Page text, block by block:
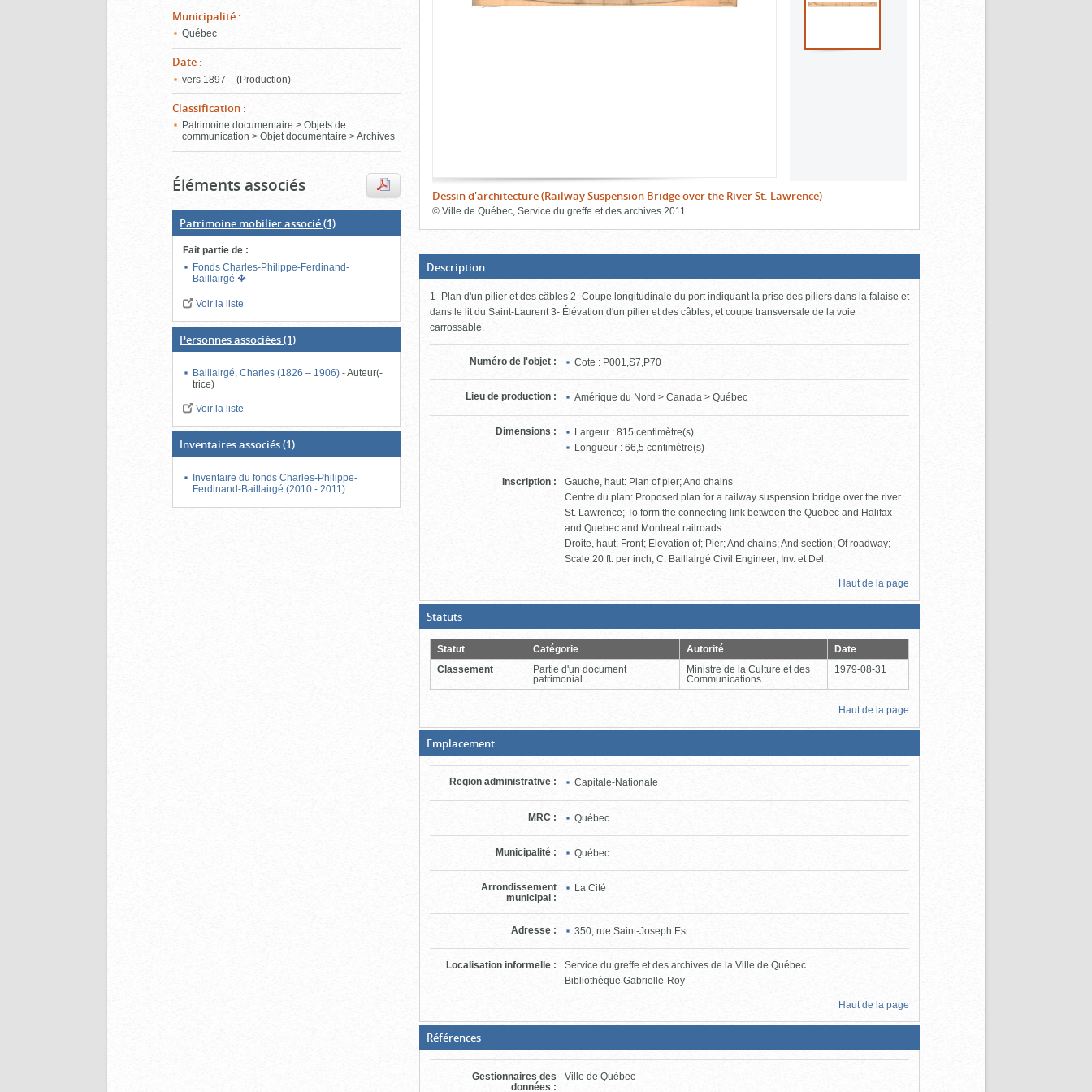
Municipalité :
Québec
Date :
vers 1897 – (Production)
Classification :
Patrimoine documentaire > Objets de
communication > Objet documentaire > Archives
Éléments associés
Patrimoine mobilier associé(1)
Fait partie de :
Fonds Charles-Philippe-Ferdinand-
Baillairgé
Voir la liste
Personnes associées(1)
Baillairgé, Charles (1826 – 1906)-Auteur(-
trice)
Voir la liste
Inventaires associés(1)
Inventaire du fonds Charles-Philippe-
Ferdinand-Baillairgé (2010 - 2011)
Dessin d'architecture (Railway Suspension Bridge over the River St. Lawrence)
© Ville de Québec, Service du greffe et des archives 2011
bloc
d'onglets
Description(Boite
ouverte,
cliquer
pour
fermer)
1- Plan d'un pilier et des câbles 2- Coupe longitudinale du port indiquant la prise des piliers dans la falaise et
dans le lit du Saint-Laurent 3- Élévation d'un pilier et des câbles, et coupe transversale de la voie
carrossable.
Numéro de l'objet : Cote : P001,S7,P70
Lieu de production : Amérique du Nord > Canada > Québec
Dimensions :
Largeur : 815 centimètre(s)
Longueur : 66,5 centimètre(s)
Inscription :
Gauche, haut: Plan of pier; And chains
Centre du plan: Proposed plan for a railway suspension bridge over the river
St. Lawrence; To form the connecting link between the Quebec and Halifax
and Quebec and Montreal railroads
Droite, haut: Front; Elevation of; Pier; And chains; And section; Of roadway;
Scale 20 ft. per inch; C. Baillairgé Civil Engineer; Inv. et Del.
Haut de la page
Statuts(Boite
ouverte,
cliquer
pour
fermer)
Statut Catégorie Autorité
Date
Classement
Partie d'un document
patrimonial
Ministre de la Culture et des
Communications
1979-08-31
Haut de la page
Emplacement(Boite
fermée,
cliquer
pour
ouvrir)
Region administrative : Capitale-Nationale
MRC : Québec
Municipalité : Québec
Arrondissement
municipal :
La Cité
Adresse : 350, rue Saint-Joseph Est
Localisation informelle :
Service du greffe et des archives de la Ville de Québec
Bibliothèque Gabrielle-Roy
Haut de la page
Références(Boite
fermée,
cliquer
pour
ouvrir)
Gestionnaires des
données :
Ville de Québec